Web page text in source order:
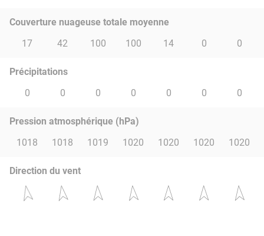
Couverture nuageuse totale moyenne
17
42 100 100 14 0 0
Précipitations
0
0 0 0 0 0 0
Pression atmosphérique (hPa)
1018
1018 1019 1020 1020 1020 1020
Direction du vent